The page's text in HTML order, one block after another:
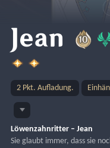
Jean
2 Pkt. Aufladung.
Löwenzahnritter – Jean
Sie glaubt immer, dass sie